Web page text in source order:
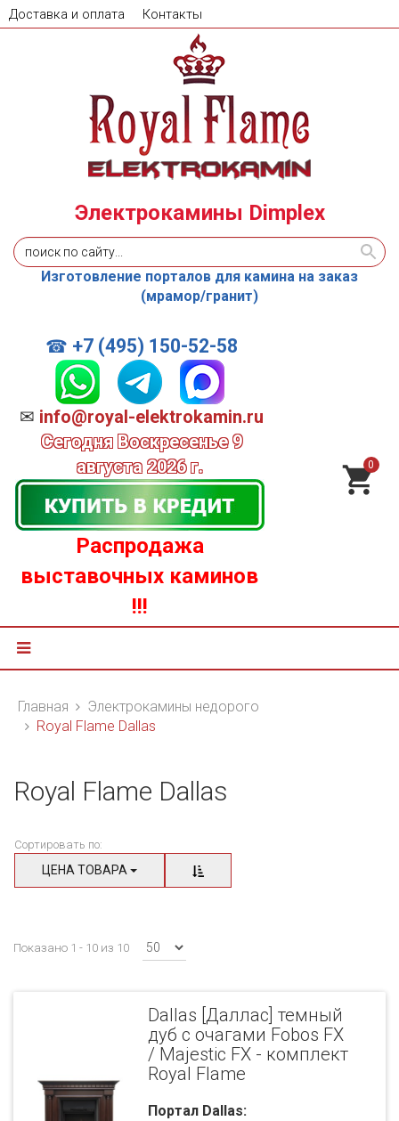
Доставка и оплата Контакты
☎ +7 (495) 150-52-58
✉ info@royal-elektrokamin.ru
Сегодня Воскресенье 9
августа 2026 г.
Распродажа
выставочных каминов
!!!
Электрокамины Dimplex
Изготовление порталов для камина на заказ
(мрамор/гранит)
0
Главная
Электрокамины недорого
Royal Flame Dallas
Royal Flame Dallas
Сортировать по:
ЦЕНА ТОВАРА
Показано 1 - 10 из 10
Dallas [Даллас] темный
дуб с очагами Fobos FX
/ Majestic FX - комплект
Royal Flame
Портал Dallas: